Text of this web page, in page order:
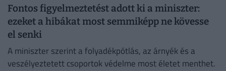
Fontos figyelmeztetést adott ki a miniszter:
ezeket a hibákat most semmiképp ne kövesse
el senki
A miniszter szerint a folyadékpótlás, az árnyék és a
veszélyeztetett csoportok védelme most életet menthet.